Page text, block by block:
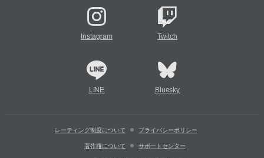
Instagram Twitch
LINE Bluesky
レーティング制度について プライバシーポリシー
著作権について サポートセンター